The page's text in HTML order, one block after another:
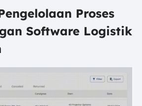
Proses
Software Logistik